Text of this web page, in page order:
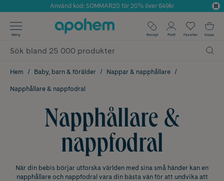
Årets Butik 2025 inom Skönhet
Använd kod: SOMMAR20 för 20% över 649kr
✓ Fri frakt
✓ Poäng på alla köp*
Meny Recept Profil Favoriter Kassa
Hem Baby, barn & förälder Nappar & napphållare
Napphållare & nappfodral
Napphållare &
nappfodral
När din bebis börjar utforska världen med sina små händer kan en
napphållare och nappfodral vara din bästa vän för att undvika att